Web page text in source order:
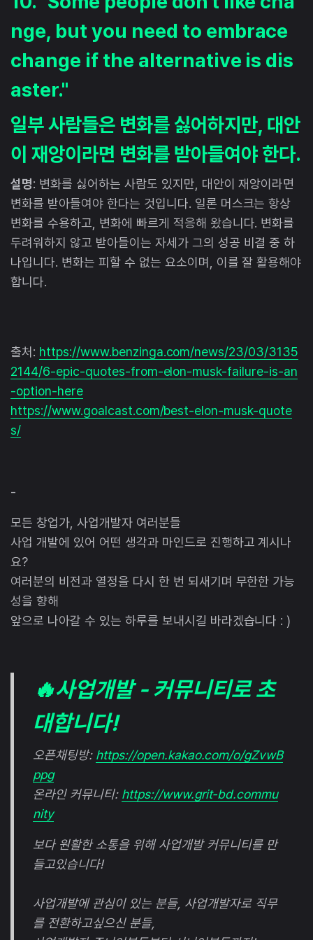
nge, but you need to embrace
change if the alternative is dis
aster."
일부 사람들은 변화를 싫어하지만, 대안
이 재앙이라면 변화를 받아들여야 한다.
설명: 변화를 싫어하는 사람도 있지만, 대안이 재앙이라면
변화를 받아들여야 한다는 것입니다. 일론 머스크는 항상
변화를 수용하고, 변화에 빠르게 적응해 왔습니다. 변화를
두려워하지 않고 받아들이는 자세가 그의 성공 비결 중 하
나입니다. 변화는 피할 수 없는 요소이며, 이를 잘 활용해야
합니다.
출처: https://www.benzinga.com/news/23/03/3135
2144/6-epic-quotes-from-elon-musk-failure-is-an
-option-here
https://www.goalcast.com/best-elon-musk-quote
s/
-
모든 창업가, 사업개발자 여러분들
사업 개발에 있어 어떤 생각과 마인드로 진행하고 계시나
요?
여러분의 비전과 열정을 다시 한 번 되새기며 무한한 가능
성을 향해
앞으로 나아갈 수 있는 하루를 보내시길 바라겠습니다 : )
🔥사업개발 - 커뮤니티로 초
대합니다!
오픈채팅방: https://open.kakao.com/o/gZvwB
ppg
온라인 커뮤니티: https://www.grit-bd.commu
nity
보다 원활한 소통을 위해 사업개발 커뮤니티를 만
들고있습니다!
사업개발에 관심이 있는 분들, 사업개발자로 직무
를 전환하고싶으신 분들,